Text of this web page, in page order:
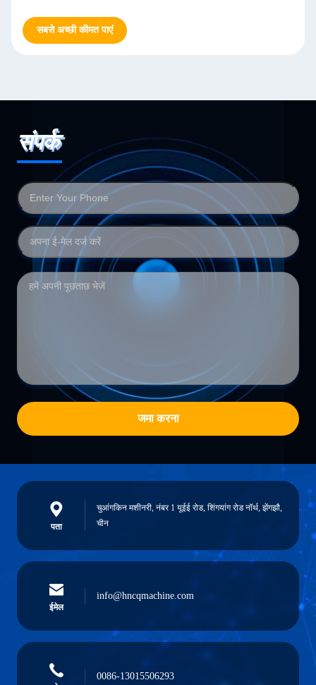
सबसे अच्छी कीमत पाएं
संपर्क
जमा करना
पता
चुआंगकिन मशीनरी, नंबर 1 यूईई रोड, शिंगयांग रोड नॉर्थ, झेंगझौ,
चीन
ईमेल
info@hncqmachine.com
0086-13015506293